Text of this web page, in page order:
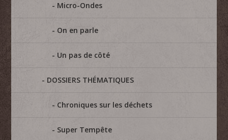
Micro-Ondes
On en parle
Un pas de côté
DOSSIERS THÉMATIQUES
Chroniques sur les déchets
Super Tempête